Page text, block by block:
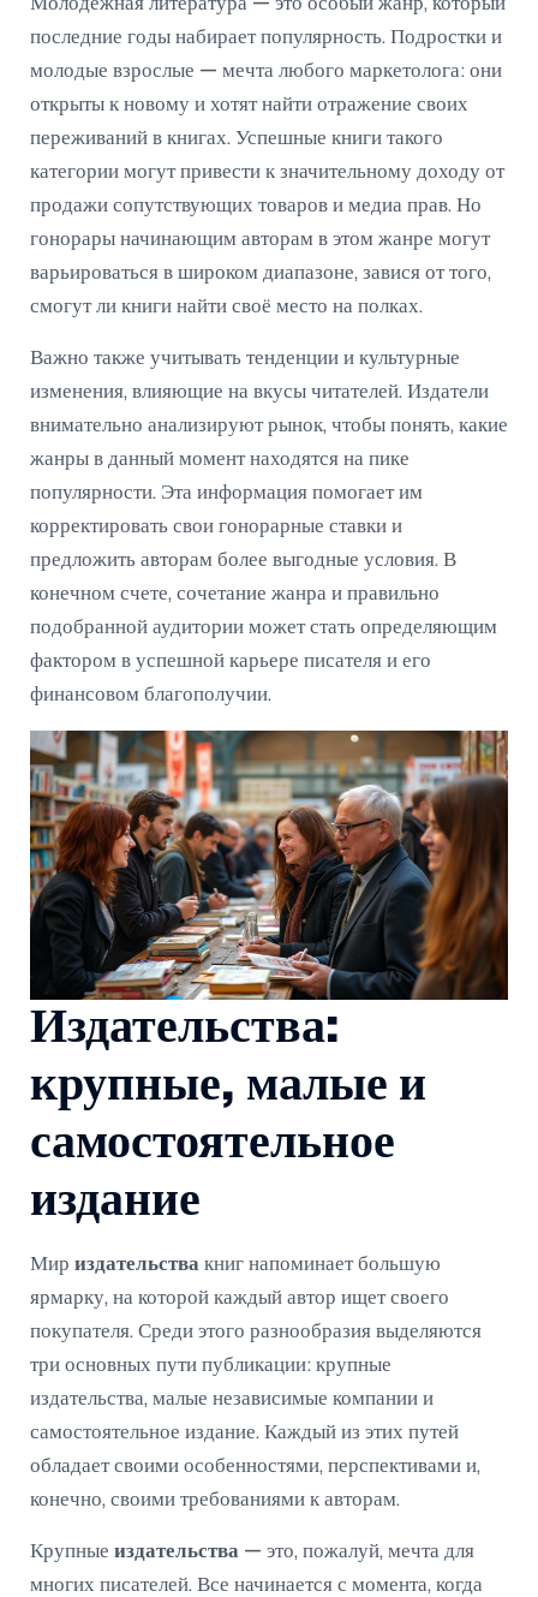
Молодежная литература — это особый жанр, который
последние годы набирает популярность. Подростки и
молодые взрослые — мечта любого маркетолога: они
открыты к новому и хотят найти отражение своих
переживаний в книгах. Успешные книги такого
категории могут привести к значительному доходу от
продажи сопутствующих товаров и медиа прав. Но
гонорары начинающим авторам в этом жанре могут
варьироваться в широком диапазоне, завися от того,
смогут ли книги найти своё место на полках.
Важно также учитывать тенденции и культурные
изменения, влияющие на вкусы читателей. Издатели
внимательно анализируют рынок, чтобы понять, какие
жанры в данный момент находятся на пике
популярности. Эта информация помогает им
корректировать свои гонорарные ставки и
предложить авторам более выгодные условия. В
конечном счете, сочетание жанра и правильно
подобранной аудитории может стать определяющим
фактором в успешной карьере писателя и его
финансовом благополучии.
Издательства:
крупные, малые и
самостоятельное
издание
Мир издательства книг напоминает большую
ярмарку, на которой каждый автор ищет своего
покупателя. Среди этого разнообразия выделяются
три основных пути публикации: крупные
издательства, малые независимые компании и
самостоятельное издание. Каждый из этих путей
обладает своими особенностями, перспективами и,
конечно, своими требованиями к авторам.
Крупные издательства — это, пожалуй, мечта для
многих писателей. Все начинается с момента, когда